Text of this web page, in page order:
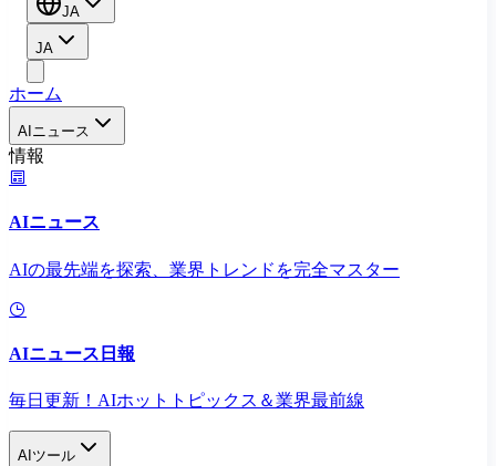
JA
JA
ホーム
AIニュース
情報
AIニュース
AIの最先端を探索、業界トレンドを完全マスター
AIニュース日報
毎日更新！AIホットトピックス＆業界最前線
AIツール